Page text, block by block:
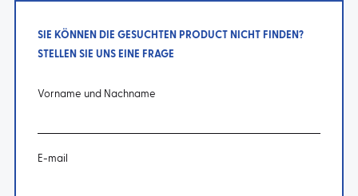
SIE KÖNNEN DIE GESUCHTEN PRODUCT NICHT FINDEN?
STELLEN SIE UNS EINE FRAGE
Vorname und Nachname
E-mail